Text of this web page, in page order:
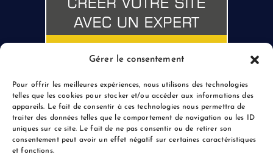
Gérer le consentement
Pour offrir les meilleures expériences, nous utilisons des technologies
telles que les cookies pour stocker et/ou accéder aux informations des
appareils. Le fait de consentir à ces technologies nous permettra de
traiter des données telles que le comportement de navigation ou les ID
uniques sur ce site. Le fait de ne pas consentir ou de retirer son
consentement peut avoir un effet négatif sur certaines caractéristiques
et fonctions.